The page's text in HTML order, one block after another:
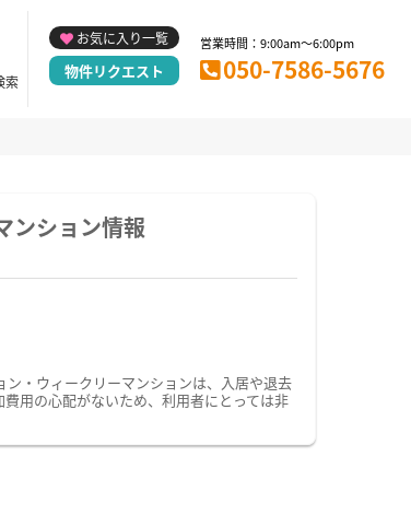
索
お気に入り一覧
物件リクエスト
営業時間：9:00am～6:00pm
050-7586-5676
ンション情報
・ウィークリーマンションは、入居や退去
用の心配がないため、利用者にとっては非